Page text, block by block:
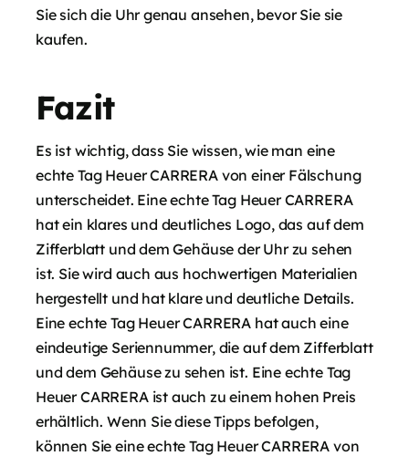
Sie sich die Uhr genau ansehen, bevor Sie sie
kaufen.
Fazit
Es ist wichtig, dass Sie wissen, wie man eine
echte Tag Heuer CARRERA von einer Fälschung
unterscheidet. Eine echte Tag Heuer CARRERA
hat ein klares und deutliches Logo, das auf dem
Zifferblatt und dem Gehäuse der Uhr zu sehen
ist. Sie wird auch aus hochwertigen Materialien
hergestellt und hat klare und deutliche Details.
Eine echte Tag Heuer CARRERA hat auch eine
eindeutige Seriennummer, die auf dem Zifferblatt
und dem Gehäuse zu sehen ist. Eine echte Tag
Heuer CARRERA ist auch zu einem hohen Preis
erhältlich. Wenn Sie diese Tipps befolgen,
können Sie eine echte Tag Heuer CARRERA von